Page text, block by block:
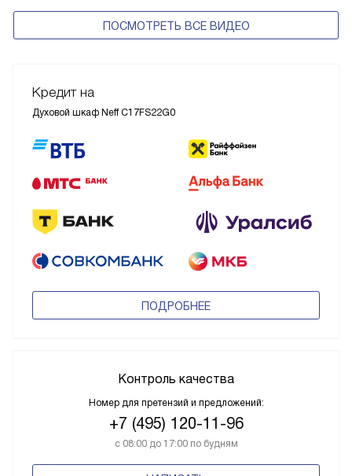
ПОСМОТРЕТЬ ВСЕ ВИДЕО
Кредит на
Духовой шкаф Neff C17FS22G0
ПОДРОБНЕЕ
Контроль качества
Номер для претензий и предложений:
+7 (495) 120-11-96
с 08:00 до 17:00 по будням